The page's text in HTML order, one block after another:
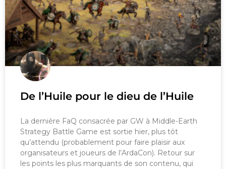
De l’Huile pour le dieu de l’Huile
La dernière FaQ consacrée par GW à Middle-Earth
Strategy Battle Game est sortie hier, plus tôt
qu’attendu (probablement pour faire plaisir aux
organisateurs et joueurs de l’ArdaCon). Retour sur
les points les plus marquants de son contenu, qui